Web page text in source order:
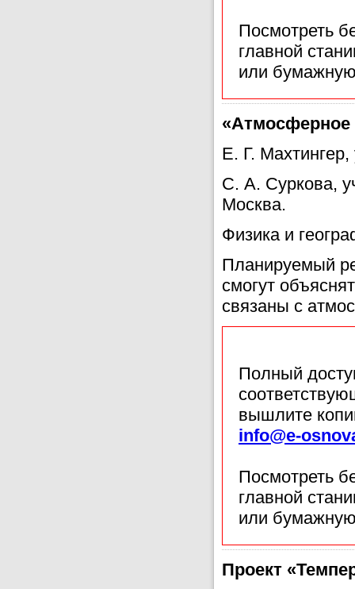
Посмотреть
главной
или
«Атмосферное
Е. Г.
С. А. Суркова,
Москва.
Физика и
Планируемый
смогут
связаны с
Полный
вышлите
info@e-
Посмотреть
главной
или
Проект